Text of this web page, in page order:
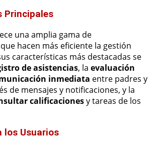
Principales
una amplia gama de
que hacen más eficiente la gestión
características más destacadas se
de asistencias, la evaluación
inmediata entre padres y
de mensajes y notificaciones, y la
calificacionesy tareas de los
los Usuarios